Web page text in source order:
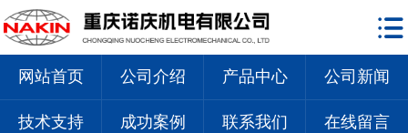
网站首页 公司介绍 产品中心 公司新闻
技术支持 成功案例 联系我们 在线留言